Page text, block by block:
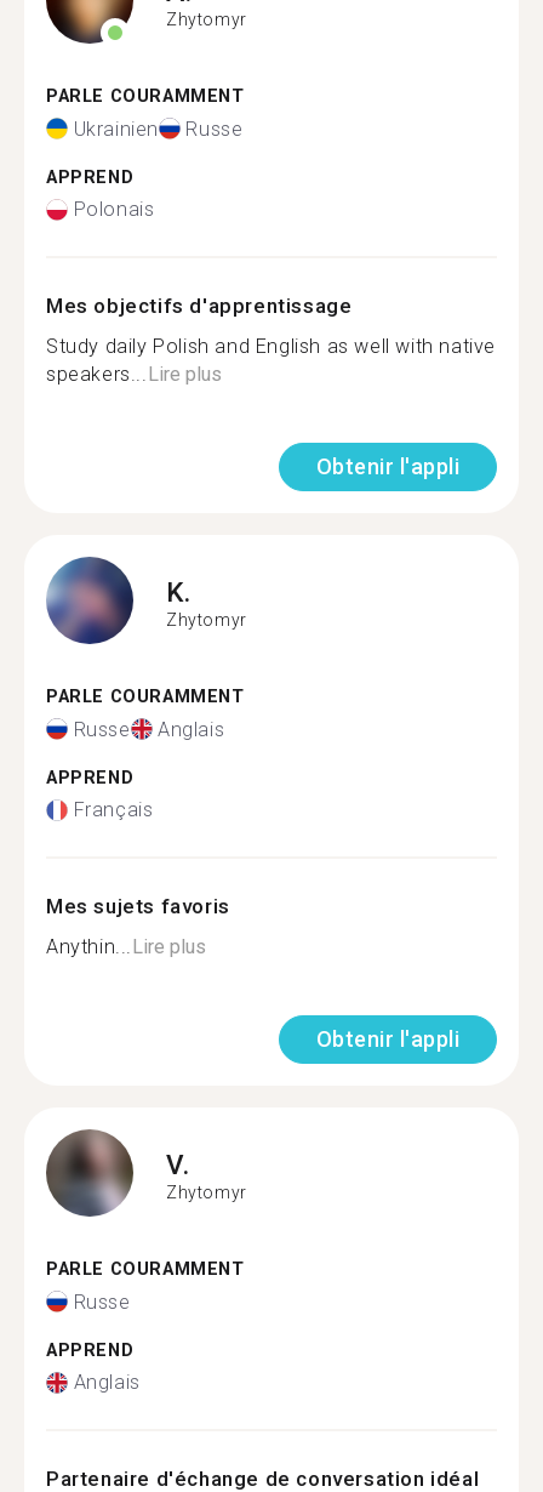
Zhytomyr
PARLE COURAMMENT
Ukrainien Russe
APPREND
Polonais
Mes objectifs d'apprentissage
Study daily Polish and English as well with native
speakers...Lire plus
Obtenir l'appli
K.
Zhytomyr
PARLE COURAMMENT
Russe Anglais
APPREND
Français
Mes sujets favoris
Anythin...Lire plus
Obtenir l'appli
V.
Zhytomyr
PARLE COURAMMENT
Russe
APPREND
Anglais
Partenaire d'échange de conversation idéal